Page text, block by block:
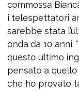
commossa
i telespettatori
sarebbe stata
onda da 10 anni.
questo ultimo
pensato a
che ho provato